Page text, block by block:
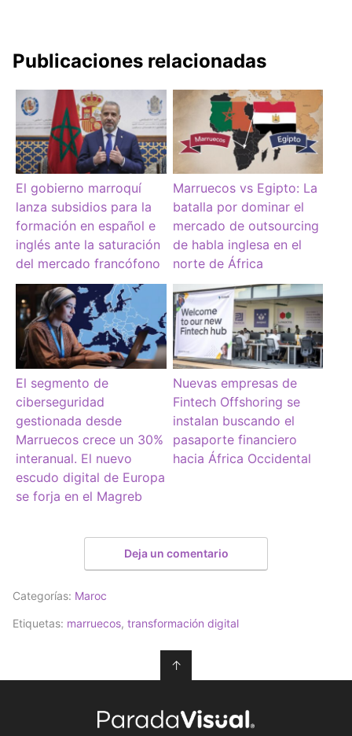
Publicaciones relacionadas
El gobierno marroquí
lanza subsidios para la
formación en español e
inglés ante la saturación
del mercado francófono
Marruecos vs Egipto: La
batalla por dominar el
mercado de outsourcing
de habla inglesa en el
norte de África
El segmento de
ciberseguridad
gestionada desde
Marruecos crece un 30%
interanual. El nuevo
escudo digital de Europa
se forja en el Magreb
Nuevas empresas de
Fintech Offshoring se
instalan buscando el
pasaporte financiero
hacia África Occidental
Deja un comentario
Categorías: Maroc
Etiquetas: marruecos, transformación digital
↑